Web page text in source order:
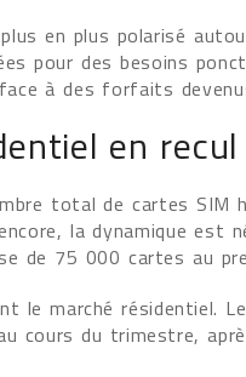
en plus polarisé
pour des besoins
à des forfaits
en recul
total de cartes
la dynamique est
de 75 000 cartes au
le marché résidentiel.
cours du trimestre,